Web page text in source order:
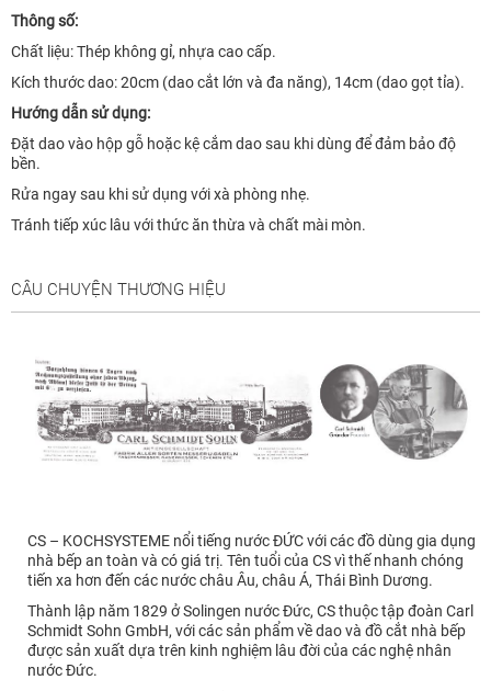
Thông số:
Chất liệu: Thép không gỉ, nhựa cao cấp.
Kích thước dao: 20cm (dao cắt lớn và đa năng), 14cm (dao gọt tỉa).
Hướng dẫn sử dụng:
Đặt dao vào hộp gỗ hoặc kệ cắm dao sau khi dùng để đảm bảo độ
bền.
Rửa ngay sau khi sử dụng với xà phòng nhẹ.
Tránh tiếp xúc lâu với thức ăn thừa và chất mài mòn.
CÂU CHUYỆN THƯƠNG HIỆU
CS – KOCHSYSTEME nổi tiếng nước ĐỨC với các đồ dùng gia dụng
nhà bếp an toàn và có giá trị. Tên tuổi của CS vì thế nhanh chóng
tiến xa hơn đến các nước châu Âu, châu Á, Thái Bình Dương.
Thành lập năm 1829 ở Solingen nước Đức, CS thuộc tập đoàn Carl
Schmidt Sohn GmbH, với các sản phẩm về dao và đồ cắt nhà bếp
được sản xuất dựa trên kinh nghiệm lâu đời của các nghệ nhân
nước Đức.